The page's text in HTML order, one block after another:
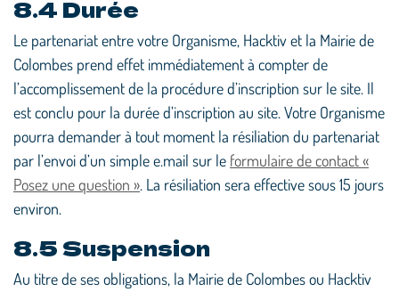
8.4 Durée
Le partenariat entre votre Organisme, Hacktiv et la Mairie de
Colombes prend effet immédiatement à compter de
l’accomplissement de la procédure d’inscription sur le site. Il
est conclu pour la durée d’inscription au site. Votre Organisme
pourra demander à tout moment la résiliation du partenariat
par l’envoi d’un simple e.mail sur le formulaire de contact «
Posez une question ». La résiliation sera effective sous 15 jours
environ.
8.5 Suspension
Au titre de ses obligations, la Mairie de Colombes ou Hacktiv